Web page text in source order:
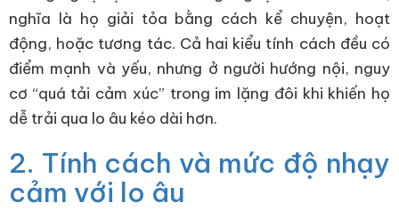
nghĩa là họ giải tỏa bằng cách kể chuyện, hoạt
động, hoặc tương tác. Cả hai kiểu tính cách đều có
điểm mạnh và yếu, nhưng ở người hướng nội, nguy
cơ “quá tải cảm xúc” trong im lặng đôi khi khiến họ
dễ trải qua lo âu kéo dài hơn.
2. Tính cách và mức độ nhạy
cảm với lo âu